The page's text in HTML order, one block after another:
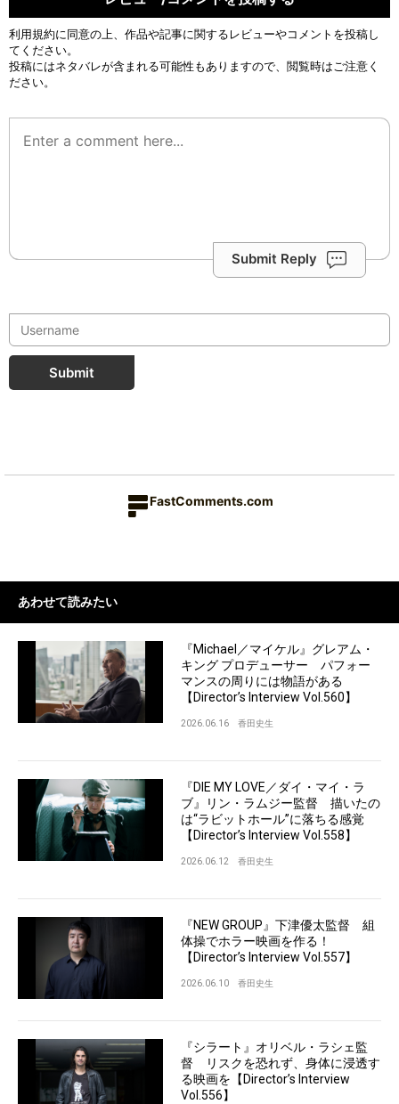
利用規約に同意の上、作品や記事に関するレビューやコメントを投稿し
てください。
投稿にはネタバレが含まれる可能性もありますので、閲覧時はご注意く
ださい。
Submit Reply
Submit
FastComments.com
あわせて読みたい
『Michael／マイケル』グレアム・
キング プロデューサー パフォー
マンスの周りには物語がある
【Director’s Interview Vol.560】
2026.06.16 香田史生
『DIE MY LOVE／ダイ・マイ・ラ
ブ』リン・ラムジー監督 描いたの
は“ラビットホール”に落ちる感覚
【Director’s Interview Vol.558】
2026.06.12 香田史生
『NEW GROUP』下津優太監督 組
体操でホラー映画を作る！
【Director’s Interview Vol.557】
2026.06.10 香田史生
『シラート』オリベル・ラシェ監
督 リスクを恐れず、身体に浸透す
る映画を【Director’s Interview
Vol.556】